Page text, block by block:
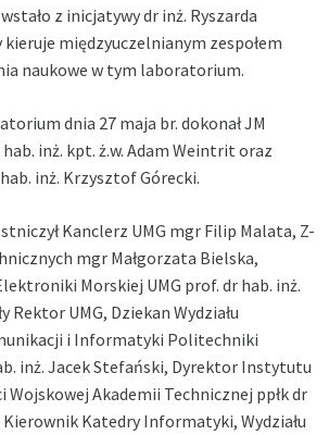
z inicjatywy dr inż. Ryszarda
międzyuczelnianym zespołem
naukowe w tym laboratorium.
dnia 27 maja br. dokonał JM
inż. kpt. ż.w. Adam Weintrit oraz
inż. Krzysztof Górecki.
Kanclerz UMG mgr Filip Malata, Z-
mgr Małgorzata Bielska,
Morskiej UMG prof. dr hab. inż.
Rektor UMG, Dziekan Wydziału
i Informatyki Politechniki
inż. Jacek Stefański, Dyrektor Instytutu
Wojskowej Akademii Technicznej ppłk dr
Kierownik Katedry Informatyki, Wydziału